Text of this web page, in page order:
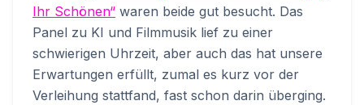
Ihr Schönen“ waren beide gut besucht. Das
Panel zu KI und Filmmusik lief zu einer
schwierigen Uhrzeit, aber auch das hat unsere
Erwartungen erfüllt, zumal es kurz vor der
Verleihung stattfand, fast schon darin überging.